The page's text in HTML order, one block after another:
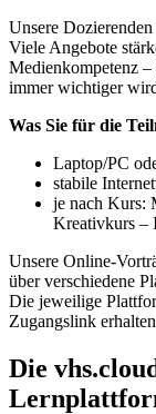
Unsere
Viele Angebote
Medienkompetenz
immer wichtiger
Was Sie für die
Laptop/PC
stabile
je nach Kurs:
Kreativkurs –
Unsere Online-
über verschiedene
Die jeweilige
Zugangslink
Die